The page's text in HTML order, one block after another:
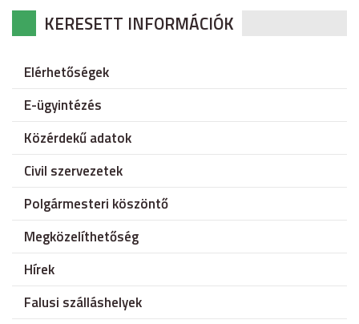
KERESETT INFORMÁCIÓK
Elérhetőségek
E-ügyintézés
Közérdekű adatok
Civil szervezetek
Polgármesteri köszöntő
Megközelíthetőség
Hírek
Falusi szálláshelyek